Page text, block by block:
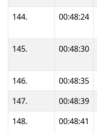
144. 00:48:24
145. 00:48:30
146. 00:48:35
147.
00:48:39
148.
00:48:41